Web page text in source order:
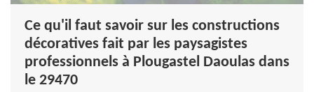
Ce qu'il faut savoir sur les constructions
décoratives fait par les paysagistes
professionnels à Plougastel Daoulas dans
le 29470